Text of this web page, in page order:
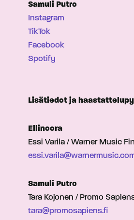
Samuli Putro
Instagram
TikTok
Facebook
Spotify
Lisätiedot ja
Ellinoora
Essi Varila / Warner Music
Samuli Putro
Tara Kojonen / Promo
tara@promosapiens.fi